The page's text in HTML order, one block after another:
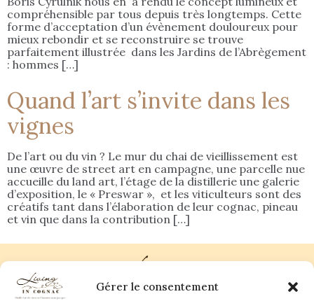
Gérer le consentement
compréhensible par tous depuis très longtemps. Cette
forme d’acceptation d’un évènement douloureux pour
mieux rebondir et se reconstruire se trouve
parfaitement illustrée dans les Jardins de l’Abrègement
: hommes […]
Quand l’art s’invite dans les
vignes
De l’art ou du vin ? Le mur du chai de vieillissement est
une œuvre de street art en campagne, une parcelle nue
accueille du land art, l’étage de la distillerie une galerie
d’exposition, le « Preswar », et les viticulteurs sont des
créatifs tant dans l’élaboration de leur cognac, pineau
et vin que dans la contribution […]